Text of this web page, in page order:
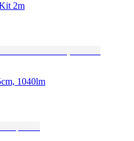
2m
1040lm